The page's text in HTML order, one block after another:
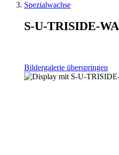
Spezialwachse
S-U-TRISIDE-
Bildergalerie überspringen